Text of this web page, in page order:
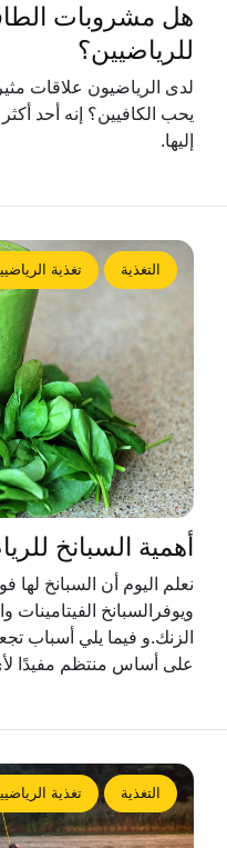
هل مشروبات
للرياضيين؟
لدى الرياضيون علاقات
يحب الكافيين؟ إنه أحد
إليها.
التغذية تغذية
أهمية السبانخ
نعلم اليوم أن السبانخ لها
الزنك.و فيما يلي أسباب
على أساس منتظم مفيدًا
التغذية تغذية